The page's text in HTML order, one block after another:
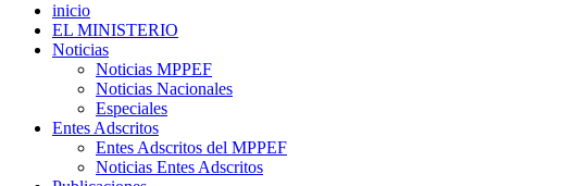
inicio
EL MINISTERIO
Noticias
Noticias MPPEF
Noticias Nacionales
Especiales
Entes Adscritos
Entes Adscritos del MPPEF
Noticias Entes Adscritos